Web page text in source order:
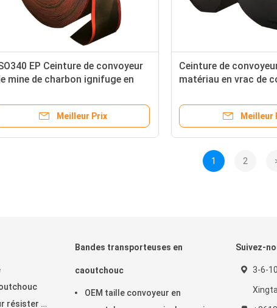
EP Ceinture de convoyeur
mine de charbon ignifuge en
Meilleur Prix
Ceinture de
matériau en vrac de
Meilleur
1 2
résister à
Bandes transporteuses en
caoutchouc
OEM taille convoyeur en
Suivez-
3-6-